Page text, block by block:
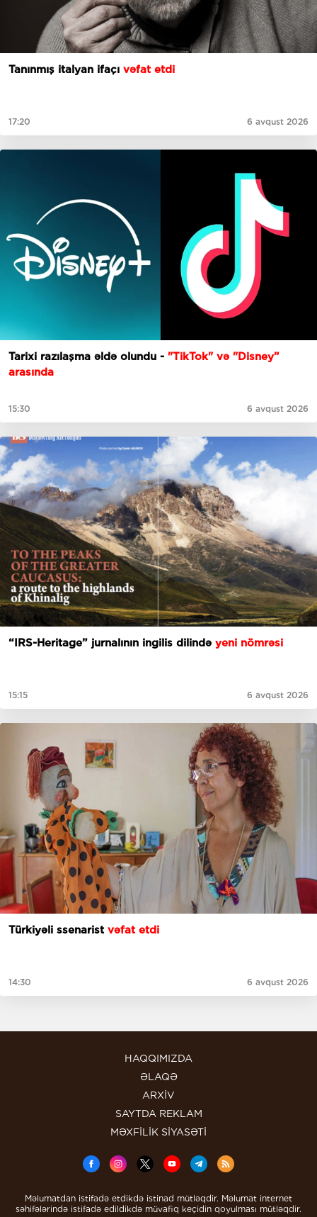
Tanınmış italyan ifaçı vəfat etdi
17:20 6 avqust 2026
Tarixi razılaşma əldə olundu - "TikTok" və "Disney”
arasında
15:30 6 avqust 2026
“IRS-Heritage” jurnalının ingilis dilində yeni nömrəsi
15:15 6 avqust 2026
Türkiyəli ssenarist vəfat etdi
14:30 6 avqust 2026
HAQQIMIZDA
ƏLAQƏ
ARXİV
SAYTDA REKLAM
MƏXFİLİK SİYASƏTİ
Məlumatdan istifadə etdikdə istinad mütləqdir. Məlumat internet
səhifələrində istifadə edildikdə müvafiq keçidin qoyulması mütləqdir.